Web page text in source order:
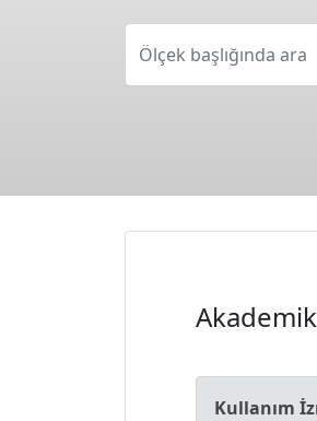
Ölçek başlığında ara
Kullanım